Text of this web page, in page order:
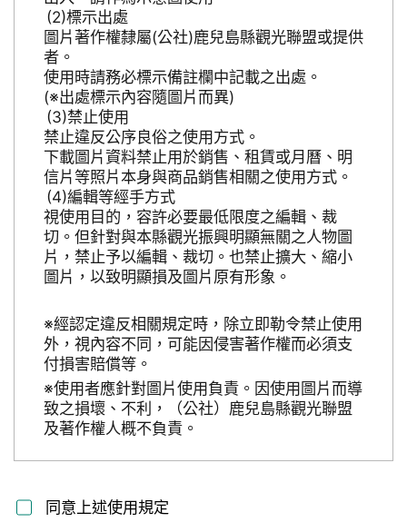
標示出處
圖片著作權隸屬(公社)鹿兒島縣觀光聯盟或提供
者。
使用時請務必標示備註欄中記載之出處。
(※出處標示內容隨圖片而異)
禁止使用
禁止違反公序良俗之使用方式。
下載圖片資料禁止用於銷售、租賃或月曆、明
信片等照片本身與商品銷售相關之使用方式。
編輯等經手方式
視使用目的，容許必要最低限度之編輯、裁
切。但針對與本縣觀光振興明顯無關之人物圖
片，禁止予以編輯、裁切。也禁止擴大、縮小
圖片，以致明顯損及圖片原有形象。
※經認定違反相關規定時，除立即勒令禁止使用
外，視內容不同，可能因侵害著作權而必須支
付損害賠償等。
※使用者應針對圖片使用負責。因使用圖片而導
致之損壞、不利，（公社）鹿兒島縣觀光聯盟
及著作權人概不負責。
同意上述使用規定